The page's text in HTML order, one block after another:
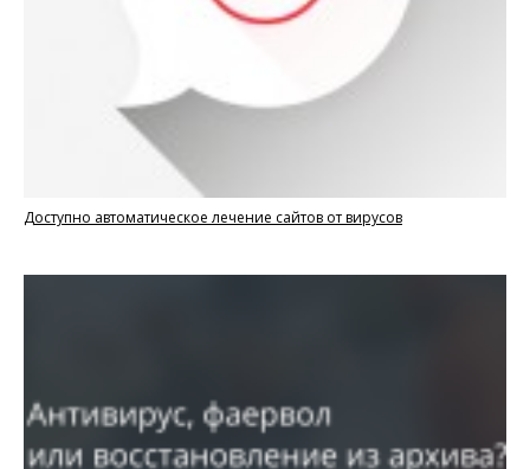
Доступно автоматическое лечение сайтов от вирусов